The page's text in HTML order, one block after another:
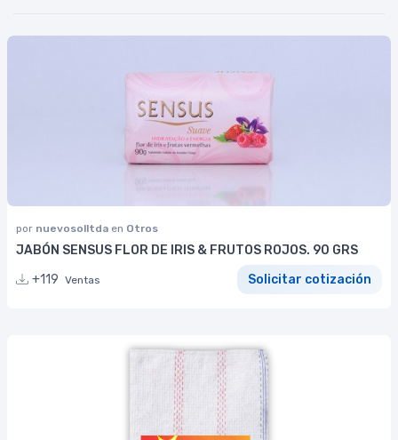
por nuevosolltda en Otros
JABÓN SENSUS FLOR DE IRIS & FRUTOS ROJOS. 90 GRS
+119 Ventas Solicitar cotización